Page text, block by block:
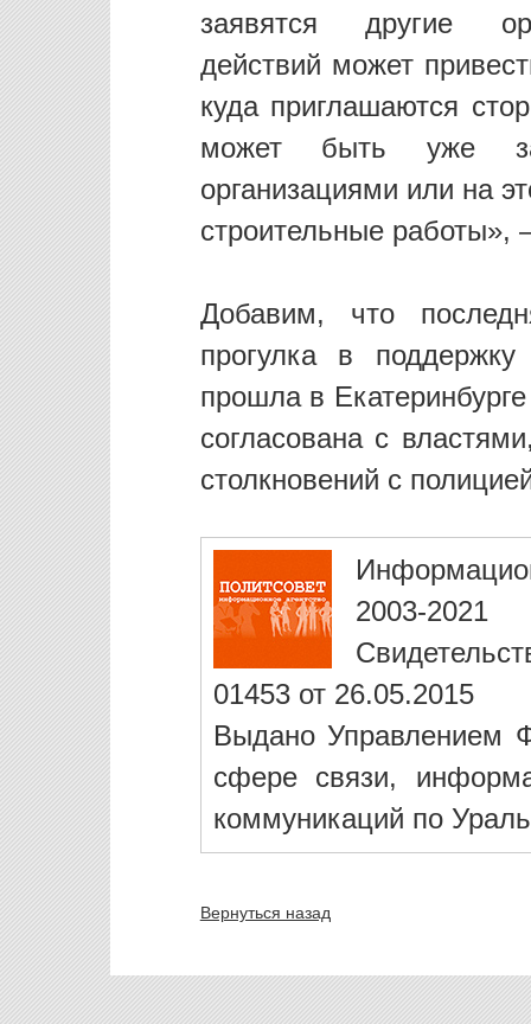
заявятся другие
действий может
куда приглашаются
может быть уже
организациями или на
строительные работы»,
Добавим, что
прогулка в
прошла в
согласована с
столкновений с
2003-2021
01453 от 26.05.2015
Выдано Управлением
сфере связи,
коммуникаций по
Вернуться назад